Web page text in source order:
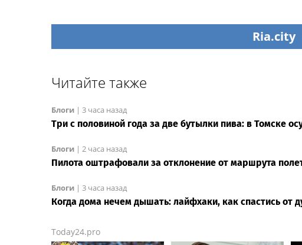
Ria.city
Читайте также
Блоги | 3 часа назад
Три с половиной года за две бутылки пива: в Томске
Блоги | 2 часа назад
Пилота оштрафовали за отклонение от маршрута
Блоги | 3 часа назад
Когда дома нечем дышать: лайфхаки, как спастись от
Today24.pro